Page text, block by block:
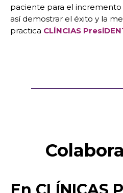
paciente para el incremento
así demostrar el éxito y la
practica CLÍNCIAS